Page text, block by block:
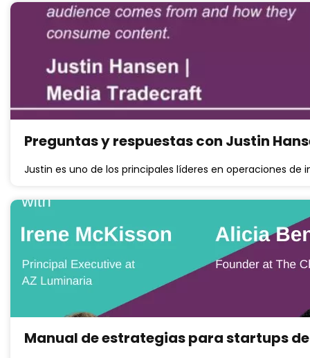
Preguntas y respuestas con Justin
Justin es uno de los principales líderes en operaciones de
Manual de estrategias para startups